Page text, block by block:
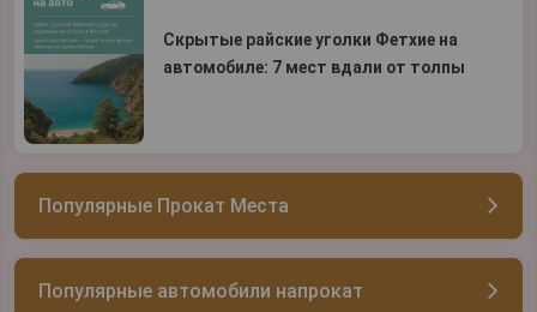
Скрытые райские уголки Фетхие на
автомобиле: 7 мест вдали от толпы
Популярные Прокат Места
Популярные автомобили напрокат